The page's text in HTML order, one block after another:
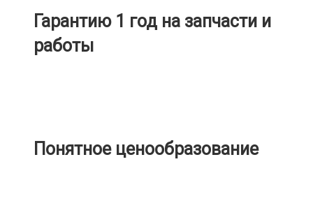
Гарантию 1 год на запчасти и
работы
Понятное ценообразование